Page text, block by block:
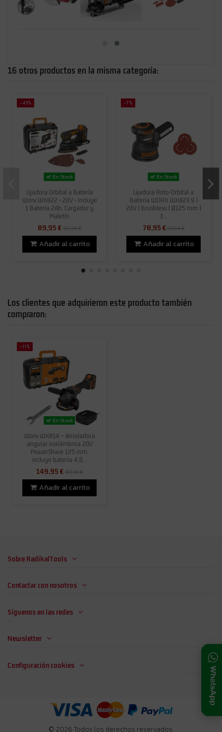
16 otros productos en la misma categoría:
-43%
En Stock
Lijadora Orbital a Batería
Worx WX822 - 20V - Incluye
1 Batería 2Ah, Cargador y
Maletín
89,95 €157,24 €
Añadir al carrito
-7%
En Stock
Lijadora Roto-Orbital a
Batería WORX WX823.9 |
20V | Brushless | Ø125 mm |
3...
78,95 €84,64 €
Añadir al carrito
Los clientes que adquirieron este producto también
compraron:
-11%
En Stock
Worx WX814 – Amoladora
angular inalámbrica 20V
PowerShare 125 mm,
incluye batería 4,0...
149,95 €169,34 €
Añadir al carrito
Sobre RadikalTools
Contactar con nosotros
Síguenos en las redes
Newsletter
Configuración cookies
© 2026 Todos los derechos reservados.